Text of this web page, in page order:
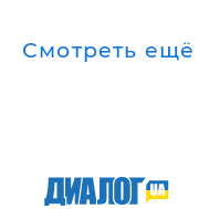
Смотреть ещё